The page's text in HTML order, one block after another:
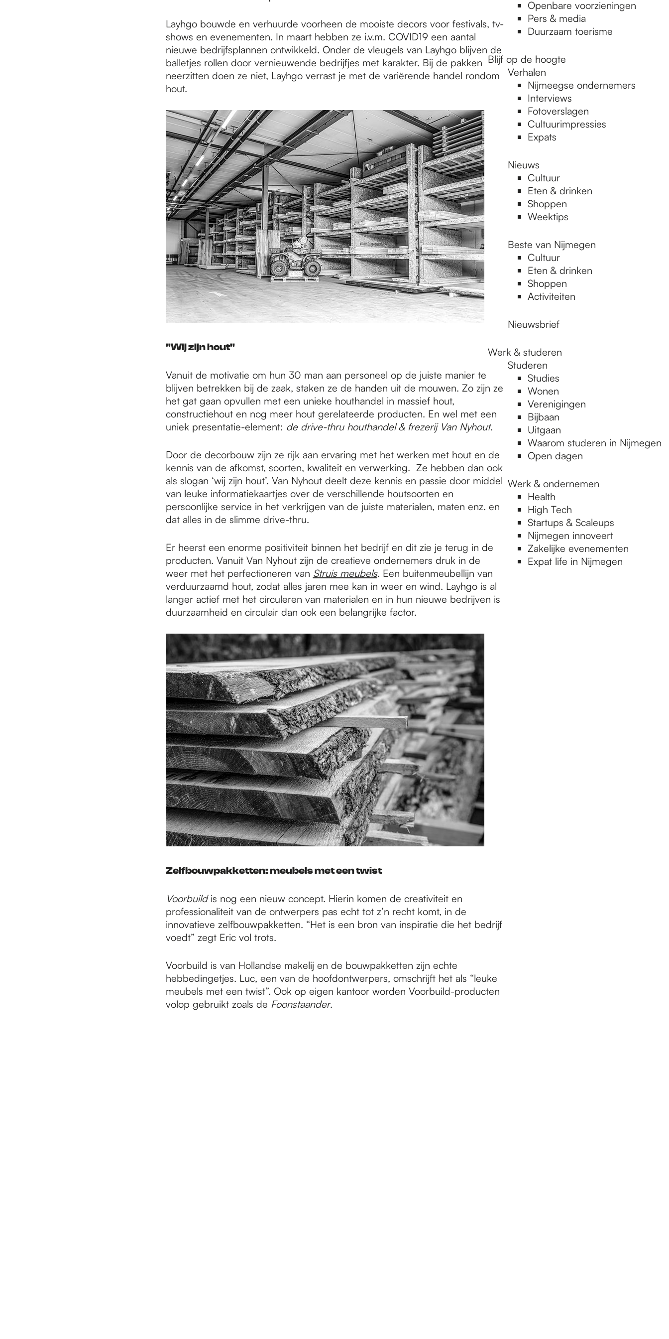
Openbare voorzieningen
Pers & media
Duurzaam toerisme
Blijf op de hoogte
Verhalen
Nijmeegse ondernemers
Interviews
Fotoverslagen
Cultuurimpressies
Expats
Nieuws
Cultuur
Eten & drinken
Shoppen
Weektips
Beste van Nijmegen
Cultuur
Eten & drinken
Shoppen
Activiteiten
Nieuwsbrief
Werk & studeren
Studeren
Studies
Wonen
Verenigingen
Bijbaan
Uitgaan
Waarom studeren in Nijmegen
Open dagen
Werk & ondernemen
Health
High Tech
Startups & Scaleups
Nijmegen innoveert
Zakelijke evenementen
Expat life in Nijmegen
Layhgo bouwde en verhuurde voorheen de mooiste decors voor festivals, tv-
shows en evenementen. In maart hebben ze i.v.m. COVID19 een aantal
nieuwe bedrijfsplannen ontwikkeld. Onder de vleugels van Layhgo blijven de
balletjes rollen door vernieuwende bedrijfjes met karakter. Bij de pakken
neerzitten doen ze niet, Layhgo verrast je met de variërende handel rondom
hout.
''Wij zijn hout''
Vanuit de motivatie om hun 30 man aan personeel op de juiste manier te
blijven betrekken bij de zaak, staken ze de handen uit de mouwen. Zo zijn ze
het gat gaan opvullen met een unieke houthandel in massief hout,
constructiehout en nog meer hout gerelateerde producten. En wel met een
uniek presentatie-element: de drive-thru houthandel & frezerij Van Nyhout.
Door de decorbouw zijn ze rijk aan ervaring met het werken met hout en de
kennis van de afkomst, soorten, kwaliteit en verwerking. Ze hebben dan ook
als slogan ‘wij zijn hout’. Van Nyhout deelt deze kennis en passie door middel
van leuke informatiekaartjes over de verschillende houtsoorten en
persoonlijke service in het verkrijgen van de juiste materialen, maten enz. en
dat alles in de slimme drive-thru.
Er heerst een enorme positiviteit binnen het bedrijf en dit zie je terug in de
producten. Vanuit Van Nyhout zijn de creatieve ondernemers druk in de
weer met het perfectioneren van Struis meubels. Een buitenmeubellijn van
verduurzaamd hout, zodat alles jaren mee kan in weer en wind. Layhgo is al
langer actief met het circuleren van materialen en in hun nieuwe bedrijven is
duurzaamheid en circulair dan ook een belangrijke factor.
Zelfbouwpakketten: meubels met een twist
Voorbuildis nog een nieuw concept. Hierin komen de creativiteit en
professionaliteit van de ontwerpers pas echt tot z’n recht komt, in de
innovatieve zelfbouwpakketten. “Het is een bron van inspiratie die het bedrijf
voedt” zegt Eric vol trots.
Voorbuild is van Hollandse makelij en de bouwpakketten zijn echte
hebbedingetjes. Luc, een van de hoofdontwerpers, omschrijft het als “leuke
meubels met een twist”. Ook op eigen kantoor worden Voorbuild-producten
volop gebruikt zoals de Foonstaander.